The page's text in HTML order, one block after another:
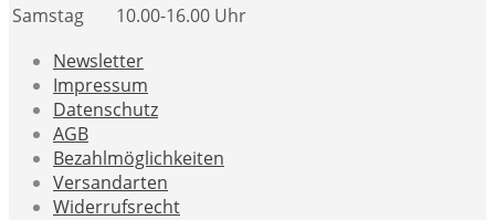
Samstag
10.00-16.00 Uhr
Newsletter
Impressum
Datenschutz
AGB
Bezahlmöglichkeiten
Versandarten
Widerrufsrecht